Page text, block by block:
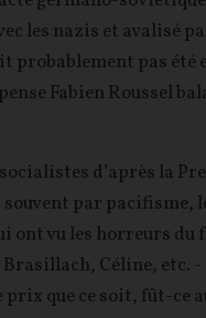
les nazis et avalisé
probablement pas été
Fabien Roussel
d’après la
par pacifisme,
ont vu les horreurs
Céline, etc.
prix que ce soit, fût-ce